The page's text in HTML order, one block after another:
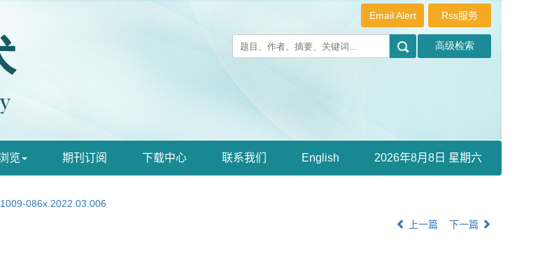
Rss服务
Email Alert
览 期刊订阅 下载中心 联系我们 English 2026年8月8日 星期六
086x.2022.03.006
上一篇 下一篇